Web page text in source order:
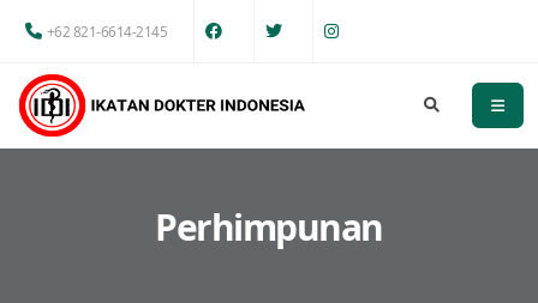
+62 821-6614-2145
Perhimpunan